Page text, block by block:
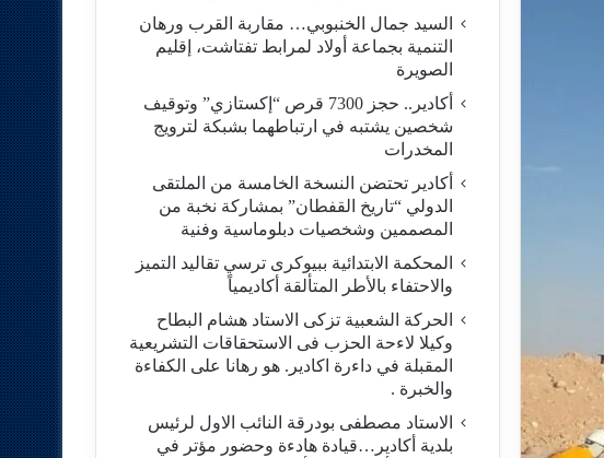
السيد جمال الخنبوبي… مقاربة القرب ورهان
التنمية بجماعة أولاد لمرابط تفتاشت، إقليم
الصويرة
أكادير.. حجز 7300 قرص “إكستازي” وتوقيف
شخصين يشتبه في ارتباطهما بشبكة لترويج
المخدرات
أكادير تحتضن النسخة الخامسة من الملتقى
الدولي “تاريخ القفطان” بمشاركة نخبة من
المصممين وشخصيات دبلوماسية وفنية
المحكمة الابتدائية ببيوكرى ترسي تقاليد التميز
والاحتفاء بالأطر المتألقة أكاديمياً
الحركة الشعبية تزكى الاستاد هشام البطاح
وكيلا لاءحة الحزب فى الاستحقاقات التشريعية
المقبلة في داءرة اكادير. هو رهانا على الكفاءة
والخبرة .
الاستاد مصطفى بودرقة النائب الاول لرئيس
بلدية أكادير…قيادة هادءة وحضور مؤتر في